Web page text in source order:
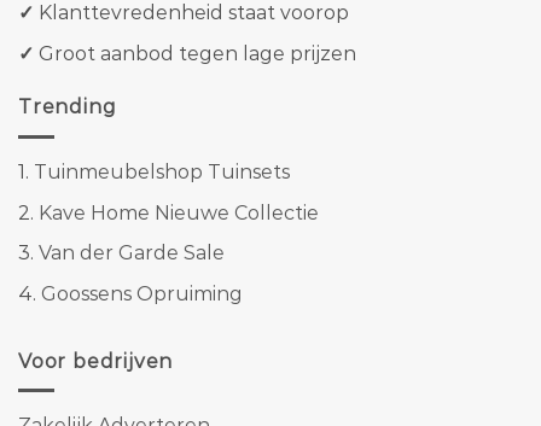
✓ Klanttevredenheid staat voorop
✓ Groot aanbod tegen lage prijzen
Trending
1. Tuinmeubelshop Tuinsets
2. Kave Home Nieuwe Collectie
3. Van der Garde Sale
4. Goossens Opruiming
Voor bedrijven